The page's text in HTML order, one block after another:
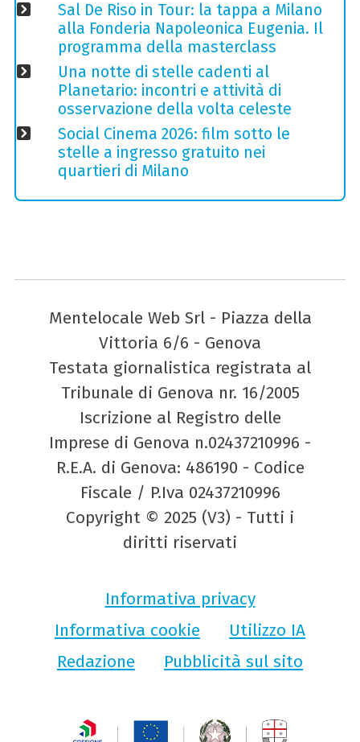
Sal De Riso in Tour: la tappa a Milano
alla Fonderia Napoleonica Eugenia. Il
programma della masterclass
Una notte di stelle cadenti al
Planetario: incontri e attività di
osservazione della volta celeste
Social Cinema 2026: film sotto le
stelle a ingresso gratuito nei
quartieri di Milano
Mentelocale Web Srl - Piazza della
Vittoria 6/6 - Genova
Testata giornalistica registrata al
Tribunale di Genova nr. 16/2005
Iscrizione al Registro delle
Imprese di Genova n.02437210996 -
R.E.A. di Genova: 486190 - Codice
Fiscale / P.Iva 02437210996
Copyright © 2025 (V3) - Tutti i
diritti riservati
Informativa privacy
Informativa cookie
Utilizzo IA
Redazione
Pubblicità sul sito